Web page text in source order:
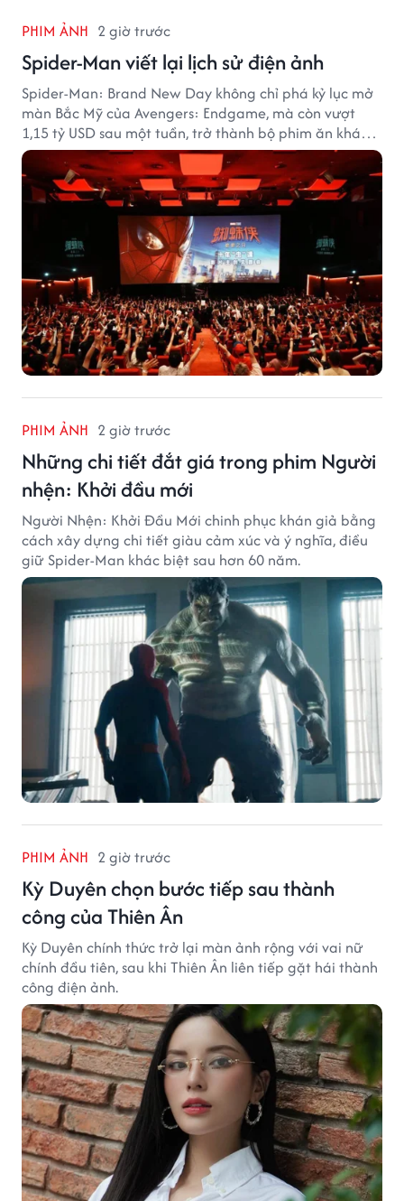
PHIM ẢNH 2 giờ trước
Spider-Man viết lại lịch sử điện ảnh
Spider-Man: Brand New Day không chỉ phá kỷ lục mở
màn Bắc Mỹ của Avengers: Endgame, mà còn vượt
1,15 tỷ USD sau một tuần, trở thành bộ phim ăn khách
nhất năm 2026.
PHIM ẢNH 2 giờ trước
Những chi tiết đắt giá trong phim Người
nhện: Khởi đầu mới
Người Nhện: Khởi Đầu Mới chinh phục khán giả bằng
cách xây dựng chi tiết giàu cảm xúc và ý nghĩa, điều
giữ Spider-Man khác biệt sau hơn 60 năm.
PHIM ẢNH 2 giờ trước
Kỳ Duyên chọn bước tiếp sau thành
công của Thiên Ân
Kỳ Duyên chính thức trở lại màn ảnh rộng với vai nữ
chính đầu tiên, sau khi Thiên Ân liên tiếp gặt hái thành
công điện ảnh.